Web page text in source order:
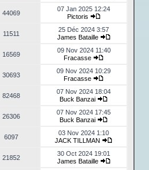
44069
07 Jan 2025 12:24
Pictoris
11511
25 Déc 2024 3:57
James Bataille
16569
09 Nov 2024 11:40
Fracasse
30693
09 Nov 2024 10:29
Fracasse
82468
07 Nov 2024 18:04
Buck Banzai
26306
07 Nov 2024 17:45
Buck Banzai
6097
03 Nov 2024 1:10
JACK TILLMAN
21852
30 Oct 2024 19:01
James Bataille